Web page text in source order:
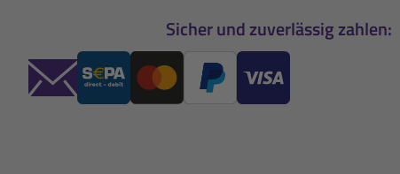
Sicher und zuverlässig zahlen: